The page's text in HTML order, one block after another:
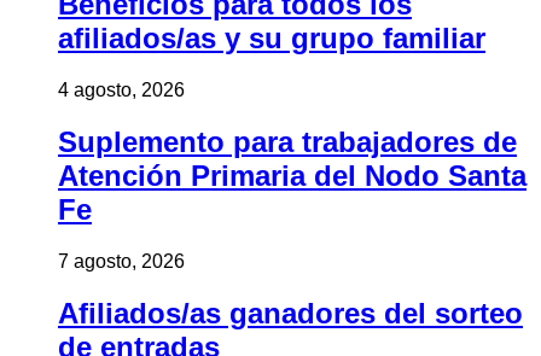
afiliados/as y su grupo familiar
4 agosto, 2026
Suplemento para trabajadores de
Atención Primaria del Nodo Santa
Fe
7 agosto, 2026
Afiliados/as ganadores del sorteo
de entradas